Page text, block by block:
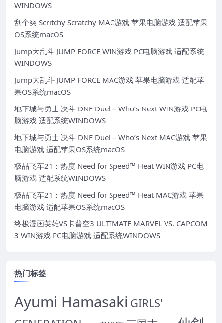
WINDOWS
刮个爽 Scritchy Scratchy MAC游戏 苹果电脑游戏 适配苹果
OS系统macOS
Jump大乱斗 JUMP FORCE WIN游戏 PC电脑游戏 适配系统
WINDOWS
Jump大乱斗 JUMP FORCE MAC游戏 苹果电脑游戏 适配苹
果OS系统macOS
地下城与勇士 决斗 DNF Duel – Who’s Next WIN游戏 PC电
脑游戏 适配系统WINDOWS
地下城与勇士 决斗 DNF Duel – Who’s Next MAC游戏 苹果
电脑游戏 适配苹果OS系统macOS
极品飞车21：热度 Need for Speed™ Heat WIN游戏 PC电
脑游戏 适配系统WINDOWS
极品飞车21：热度 Need for Speed™ Heat MAC游戏 苹果
电脑游戏 适配苹果OS系统macOS
终极漫画英雄VS卡普空3 ULTIMATE MARVEL VS. CAPCOM
3 WIN游戏 PC电脑游戏 适配系统WINDOWS
热门标签
Ayumi Hamasaki GIRLS'